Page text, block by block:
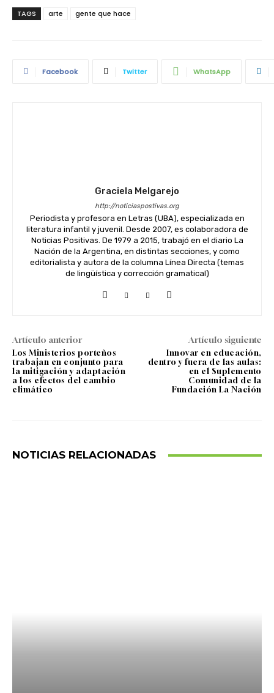
TAGS arte gente que hace
Facebook Twitter WhatsApp
Graciela Melgarejo
http://noticiaspostivas.org
Periodista y profesora en Letras (UBA), especializada en
literatura infantil y juvenil. Desde 2007, es colaboradora de
Noticias Positivas. De 1979 a 2015, trabajó en el diario La
Nación de la Argentina, en distintas secciones, y como
editorialista y autora de la columna Línea Directa (temas
de lingüística y corrección gramatical)
Artículo anterior
Los Ministerios porteños
trabajan en conjunto para
la mitigación y adaptación
a los efectos del cambio
climático
Artículo siguiente
Innovar en educación,
dentro y fuera de las aulas:
en el Suplemento
Comunidad de la
Fundación La Nación
NOTICIAS RELACIONADAS